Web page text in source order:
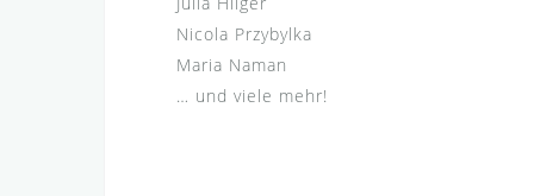
Nicola Przybylka
Maria Naman
… und viele mehr!